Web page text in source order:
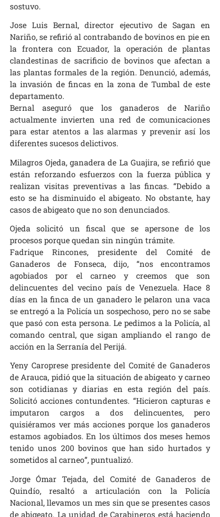
sostuvo.
Jose Luis Bernal, director ejecutivo de Sagan en
Nariño, se refirió al contrabando de bovinos en pie en
la frontera con Ecuador, la operación de plantas
clandestinas de sacrificio de bovinos que afectan a
las plantas formales de la región. Denunció, además,
la invasión de fincas en la zona de Tumbal de este
departamento.
Bernal aseguró que los ganaderos de Nariño
actualmente invierten una red de comunicaciones
para estar atentos a las alarmas y prevenir así los
diferentes sucesos delictivos.
Milagros Ojeda, ganadera de La Guajira, se refirió que
están reforzando esfuerzos con la fuerza pública y
realizan visitas preventivas a las fincas. “Debido a
esto se ha disminuido el abigeato. No obstante, hay
casos de abigeato que no son denunciados.
Ojeda solicitó un fiscal que se apersone de los
procesos porque quedan sin ningún trámite.
Fadrique Rincones, presidente del Comité de
Ganaderos de Fonseca, dijo, “nos encontramos
agobiados por el carneo y creemos que son
delincuentes del vecino país de Venezuela. Hace 8
días en la finca de un ganadero le pelaron una vaca
se entregó a la Policía un sospechoso, pero no se sabe
que pasó con esta persona. Le pedimos a la Policía, al
comando central, que sigan ampliando el rango de
acción en la Serranía del Perijá.
Yeny Caroprese presidente del Comité de Ganaderos
de Arauca, pidió que la situación de abigeato y carneo
son cotidianas y diarias en esta región del país.
Solicitó acciones contundentes. “Hicieron capturas e
imputaron cargos a dos delincuentes, pero
quisiéramos ver más acciones porque los ganaderos
estamos agobiados. En los últimos dos meses hemos
tenido unos 200 bovinos que han sido hurtados y
sometidos al carneo”, puntualizó.
Jorge Ómar Tejada, del Comité de Ganaderos de
Quindío, resaltó a articulación con la Policía
Nacional, llevamos un mes sin que se presentes casos
de abigeato. La unidad de Carabineros está haciendo